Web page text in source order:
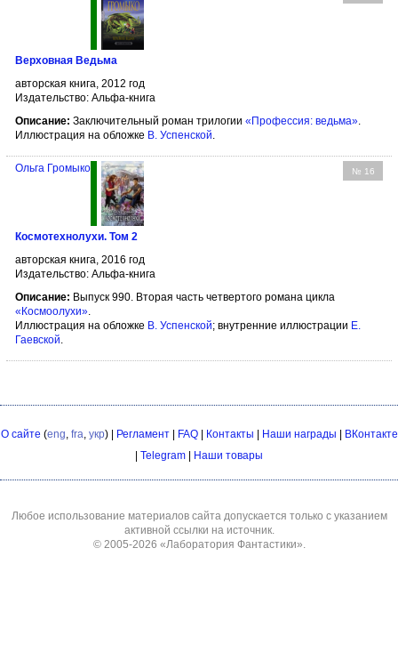
Верховная Ведьма
авторская книга, 2012 год
Издательство: Альфа-книга
Описание: Заключительный роман трилогии «Профессия: ведьма»
Иллюстрация на обложке В. Успенской
№ 16
Ольга Громыко
Космотехнолухи. Том 2
авторская книга, 2016 год
Издательство: Альфа-книга
Описание: Выпуск 990. Вторая часть четвертого романа цикла
«Космоолухи».
Иллюстрация на обложке В. Успенской; внутренние иллюстрации Е.
Гаевской.
О сайте (eng, fra, укр) | Регламент| FAQ| Контакты Наши награды
ВКонтакте
Telegram Наши товары
Любое использование материалов сайта допускается только с указанием
активной ссылки на источник.
© 2005-2026 «Лаборатория Фантастики».